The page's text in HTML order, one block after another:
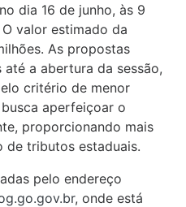
dia 16 de junho, às 9
valor estimado da
As propostas
a abertura da sessão,
critério de menor
aperfeiçoar o
proporcionando mais
de tributos estaduais.
pelo endereço
, onde está